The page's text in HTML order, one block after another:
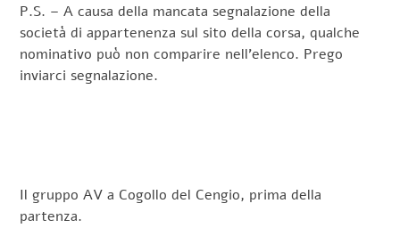
P.S. – A causa della mancata segnalazione della
società di appartenenza sul sito della corsa, qualche
nominativo può non comparire nell’elenco. Prego
inviarci segnalazione.
Il gruppo AV a Cogollo del Cengio, prima della
partenza.